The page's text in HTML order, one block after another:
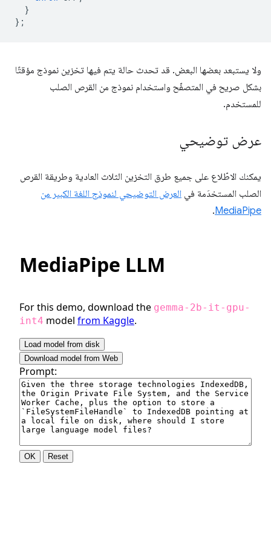
}
};
ولا يستبعد بعضها البعض. قد تحدث حالة يتم فيها تخزين نموذج مؤقتًا
بشكل صريح في المتصفّح واستخدام نموذج من القرص الصلب
للمستخدم.
عرض توضيحي
يمكنك الاطّلاع على جميع طرق التخزين الثلاث العادية وطريقة القرص
الصلب المستخدَمة في العرض التوضيحي لنموذج اللغة الكبير من
MediaPipe
.